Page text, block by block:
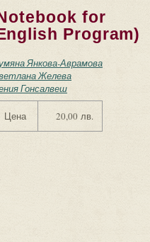
for
Program)
Янкова-Аврамова
Желева
Гонсалвеш
Цена 20,00 лв.